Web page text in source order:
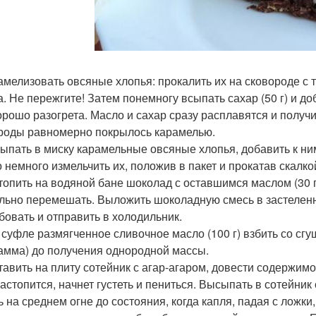
овсяные хлопья: прокалить их на сковороде
Не пережгите! Затем понемногу всыпать сахар (50 г) и
разогрета. Масло и сахар сразу расплавятся и
равномерно покрылось карамелью.
в миску карамельные овсяные хлопья, добавить к
измельчить их, положив в пакет и прокатав
на водяной бане шоколад с оставшимся маслом (30
перемешать. Выложить шоколадную смесь в
и отправить в холодильник.
размягченное сливочное масло (100 г) взбить со
до получения однородной массы.
на плиту сотейник с агар-агаром, довести
начнет густеть и пениться. Высыпать в
на среднем огне до состояния, когда капля, падая с